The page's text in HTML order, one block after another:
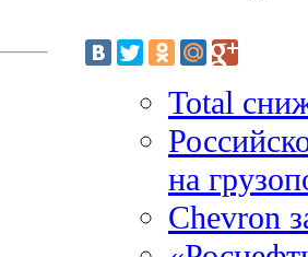
Total
на
Chevron